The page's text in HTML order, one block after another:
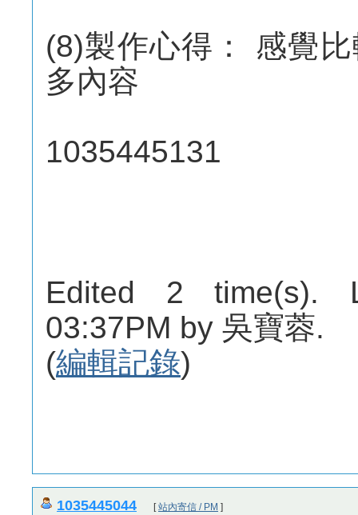
(8)製作心得： 感覺
多內容
1035445131
Edited 2 time(s).
03:37PM by 吳寶蓉.
(編輯記錄)
1035445044 [站內寄信 / PM ]